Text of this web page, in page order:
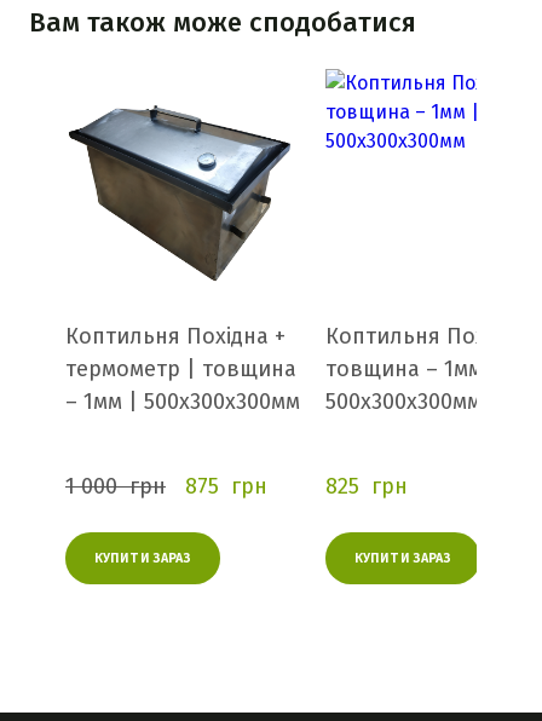
Вам також може сподобатися
Коптильня Похідна +
термометр | товщина
– 1мм | 500х300х300мм
1 000  грн 875  грн
КУПИТИ ЗАРАЗ
Коптильня Похідна
товщина – 1мм |
500х300х300мм
825  грн
КУПИТИ ЗАРАЗ